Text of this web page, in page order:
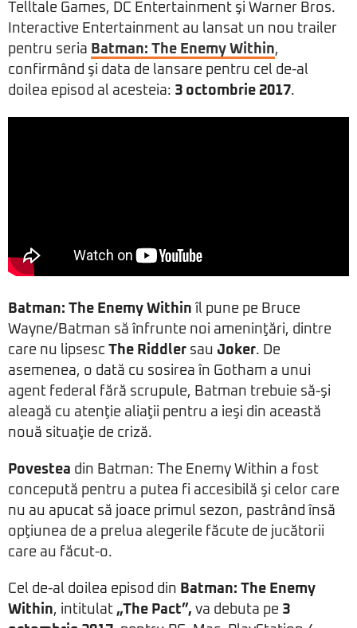
Telltale Games, DC Entertainment şi Warner Bros.
Interactive Entertainment au lansat un nou trailer
pentru seria Batman: The Enemy Within,
confirmând şi data de lansare pentru cel de-al
doilea episod al acesteia: 3 octombrie 2017.
Batman: The Enemy Within îl pune pe Bruce
Wayne/Batman să înfrunte noi ameninţări, dintre
care nu lipsesc The Riddler sau Joker. De
asemenea, o dată cu sosirea în Gotham a unui
agent federal fără scrupule, Batman trebuie să-şi
aleagă cu atenţie aliaţii pentru a ieşi din această
nouă situaţie de criză.
Povestea din Batman: The Enemy Within a fost
concepută pentru a putea fi accesibilă şi celor care
nu au apucat să joace primul sezon, pastrând însă
opţiunea de a prelua alegerile făcute de jucătorii
care au făcut-o.
Cel de-al doilea episod din Batman: The Enemy
Within, intitulat „The Pact”, va debuta pe 3